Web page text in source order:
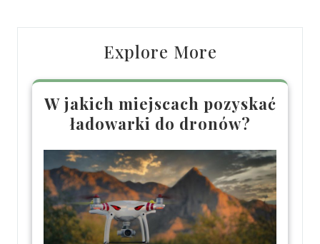
Explore More
W jakich miejscach pozyskać
ładowarki do dronów?